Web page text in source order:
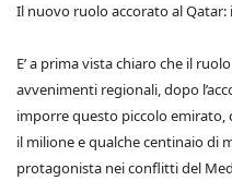
Il nuovo ruolo accorato al Qatar:
E’ a prima vista chiaro che il
avvenimenti regionali, dopo
imporre questo piccolo emirato,
il milione e qualche centinaio di
protagonista nei conflitti del